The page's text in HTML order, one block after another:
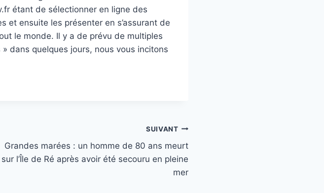
étant de sélectionner en ligne des
et ensuite les présenter en s’assurant de
le monde. Il y a de prévu de multiples
dans quelques jours, nous vous incitons
SUIVANT
Grandes marées : un homme de 80 ans meurt
sur l’Île de Ré après avoir été secouru en pleine
mer